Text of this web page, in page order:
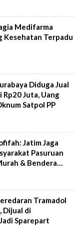
Medifarma
Kesehatan Terpadu
Diduga Jual
Rp20 Juta, Uang
Satpol PP
Jatim Jaga
Pasuruan
& Bendera
Tramadol
Dijual di
Sparepart